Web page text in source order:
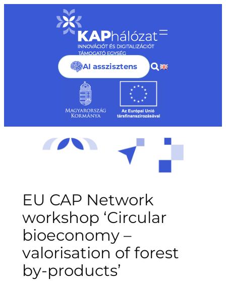
AI asszisztens
EU CAP Network
workshop ‘Circular
bioeconomy –
valorisation of forest
by-products’